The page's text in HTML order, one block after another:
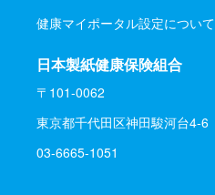
健康マイポータル設定について
日本製紙健康保険組合
〒101-0062
東京都千代田区神田駿河台4-6
03-6665-1051